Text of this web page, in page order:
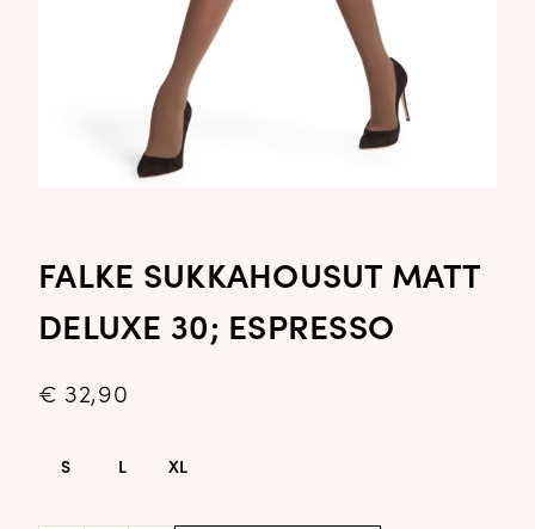
FALKE SUKKAHOUSUT MATT
DELUXE 30; ESPRESSO
€ 32,90
S L XL